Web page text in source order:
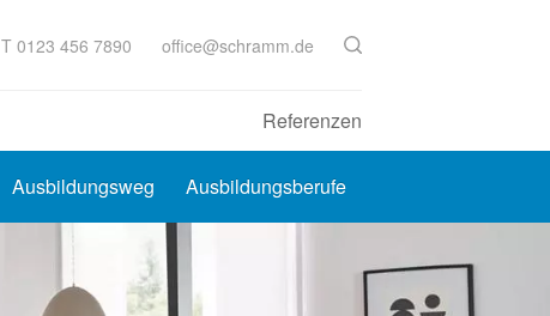
Referenzen
T 0123 456 7890 office@schramm.de
Ausbildungsweg Ausbildungsberufe